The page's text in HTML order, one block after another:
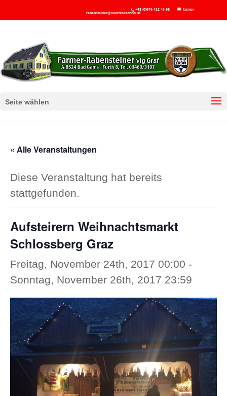
+43 (0)676 412 46 98
farmer-
rabensteiner@kuerbiskernoel.at
Seite wählen
« Alle Veranstaltungen
Diese Veranstaltung hat bereits
stattgefunden.
Aufsteirern Weihnachtsmarkt
Schlossberg Graz
Freitag, November 24th, 2017 00:00 -
Sonntag, November 26th, 2017 23:59